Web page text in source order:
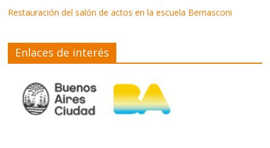
Restauración del salón de actos en la escuela Bernasconi
Enlaces de interés